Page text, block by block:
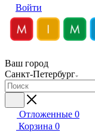
Войти
Ваш город
Санкт-Петербург
Отложенные 0
Корзина 0